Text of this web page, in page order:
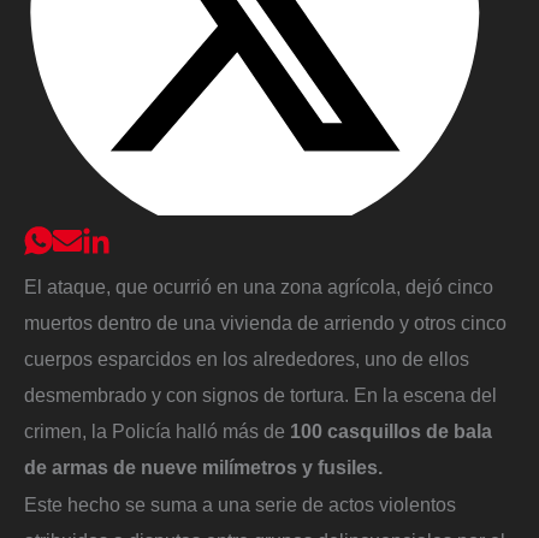
El ataque, que ocurrió en una zona agrícola, dejó cinco
muertos dentro de una vivienda de arriendo y otros cinco
cuerpos esparcidos en los alrededores, uno de ellos
desmembrado y con signos de tortura. En la escena del
crimen, la Policía halló más de 100 casquillos de bala
de armas de nueve milímetros y fusiles.
Este hecho se suma a una serie de actos violentos